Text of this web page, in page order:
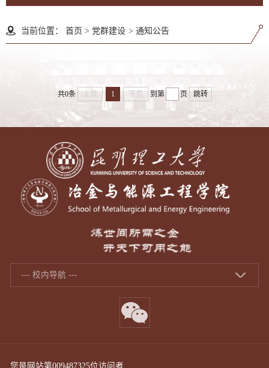
当前位置： 首页 > 党群建设 > 通知公告
共0条 上页 1 下页 到第 页 跳转
--- 校内导航 ---
您是网站第009487325位访问者